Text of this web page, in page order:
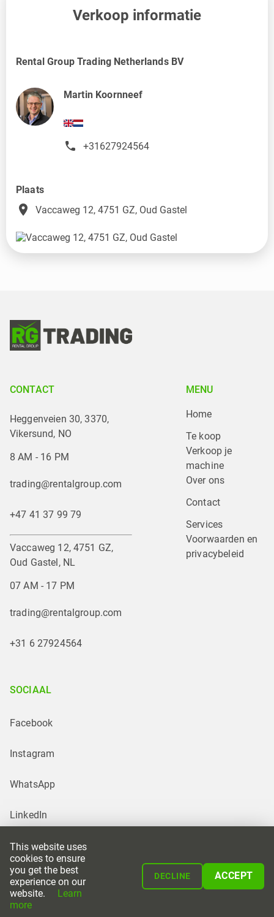
Verkoop informatie
Rental Group Trading Netherlands BV
Martin Koornneef
+31627924564
Plaats
place Vaccaweg 12, 4751 GZ, Oud Gastel
CONTACT
Heggenveien 30, 3370,
Vikersund, NO
8 AM - 16 PM
trading@rentalgroup.com
+47 41 37 99 79
Vaccaweg 12, 4751 GZ,
Oud Gastel, NL
07 AM - 17 PM
trading@rentalgroup.com
+31 6 27924564
MENU
Home
Te koop
Verkoop je
machine
Over ons
Contact
Services
Voorwaarden en
privacybeleid
SOCIAAL
Facebook
Instagram
WhatsApp
LinkedIn
Powered by
This website uses
cookies to ensure
you get the best
experience on our
website.
Learn
more
DECLINE ACCEPT